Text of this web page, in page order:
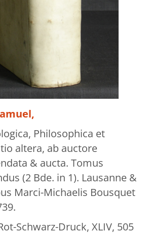
Restauration
Philosophica et
altera, ab auctore
& aucta. Tomus
(2 Bde. in 1). Lausanne &
Marci-Michaelis Bousquet
Schwarz-Druck, XLIV, 505